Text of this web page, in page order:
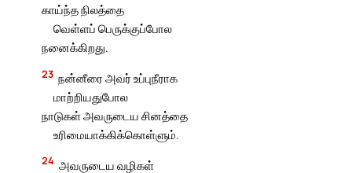
காய்ந்த நிலத்தை
வெள்ளப் பெருக்குப்போல
நனைக்கிறது.
23 நன்னீரை அவர் உப்புநீராக
மாற்றியதுபோல
நாடுகள் அவருடைய சினத்தை
உரிமையாக்கிக்கொள்ளும்.
24 அவருடைய வழிகள்